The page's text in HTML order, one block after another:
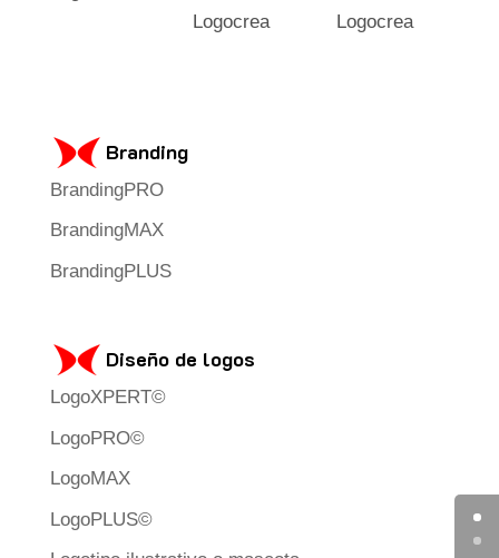
Logocrea
Logocrea
Branding
BrandingPRO
BrandingMAX
BrandingPLUS
Diseño de logos
LogoXPERT©
LogoPRO©
LogoMAX
LogoPLUS©